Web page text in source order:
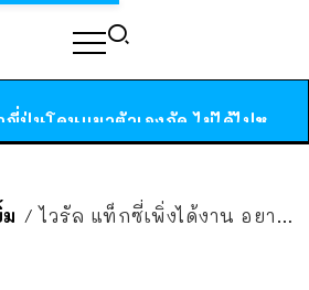
/ ไวรัล แท็กซี่เพิ่งได้งาน อยากกินทะเลถัง แต่กินคนเดียวไม่ได้ หนุ่มสานฝันพาไปกิน พร้อมเลี้ยง